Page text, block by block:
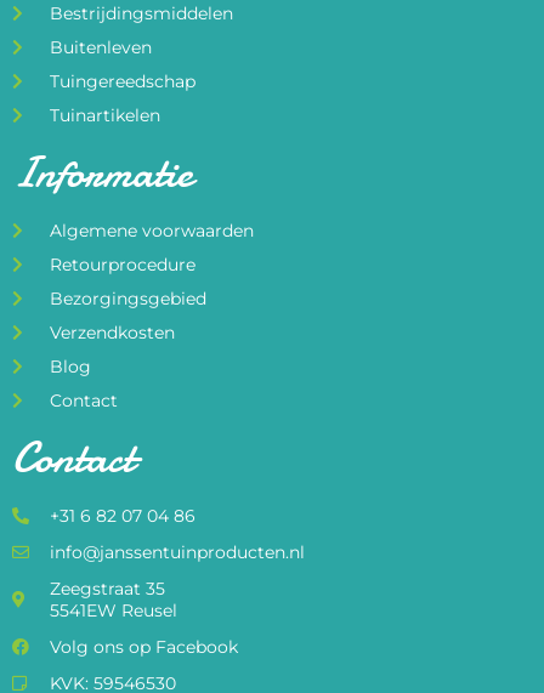
Bestrijdingsmiddelen
Buitenleven
Tuingereedschap
Tuinartikelen
Informatie
Algemene voorwaarden
Retourprocedure
Bezorgingsgebied
Verzendkosten
Blog
Contact
Contact
+31 6 82 07 04 86
info@janssentuinproducten.nl
Zeegstraat 35
5541EW Reusel
Volg ons op Facebook
KVK: 59546530